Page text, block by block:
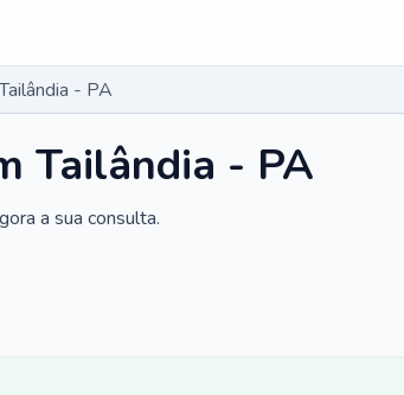
- PA
Tailândia - PA
a sua consulta.